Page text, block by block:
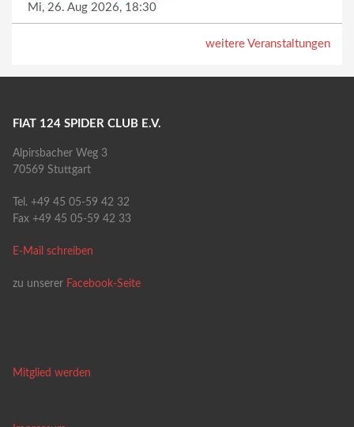
Mi, 26. Aug 2026, 18:30
weitere Veranstaltungen
FIAT 124 SPIDER CLUB E.V.
Alpirsbacher Weg 3
70569 Stuttgart
Tel. +49 45 05-59 42 32
Fax +49 45 05-59 42 33
E-Mail schreiben
zu unserer Facebook-Seite
Mitglied werden